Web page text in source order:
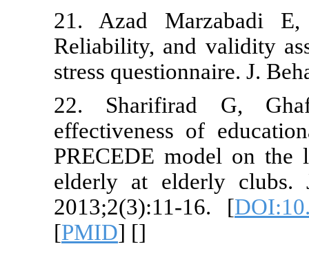
21. Azad
Reliability,
stress
22.
PRECEDE
elderly at